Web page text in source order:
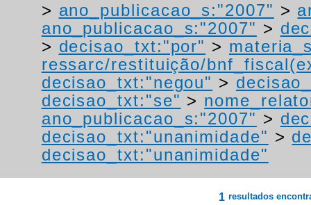
> ano_publicacao_s:"2007" >
ano_publicacao_s:"2007" >
> decisao_txt:"por" >
ressarc/restituição/
decisao_txt:"negou" >
decisao_txt:"se" >
ano_publicacao_s:"2007" >
decisao_txt:"unanimidade" >
decisao_txt:"unanimidade"
1 resultados